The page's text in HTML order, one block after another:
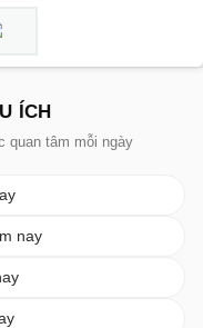
ÍCH
quan tâm mỗi ngày
nay